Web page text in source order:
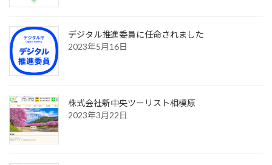
デジタル推進委員に任命されました
2023年5月16日
株式会社新中央ツーリスト相模原
2023年3月22日